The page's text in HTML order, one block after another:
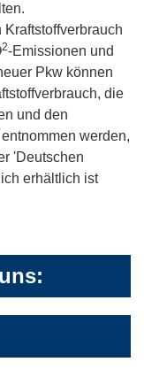
2-Emissionen und
Pkw können
die
und den
werden,
'Deutschen
erhältlich ist